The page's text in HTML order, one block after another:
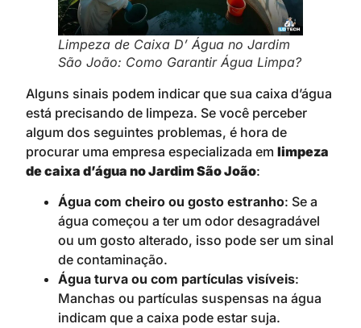
Limpeza de Caixa D’ Água no Jardim
São João: Como Garantir Água Limpa?
Alguns sinais podem indicar que sua caixa d’água
está precisando de limpeza. Se você perceber
algum dos seguintes problemas, é hora de
procurar uma empresa especializada em limpeza
de caixa d’água no Jardim São João:
Água com cheiro ou gosto estranho: Se a
água começou a ter um odor desagradável
ou um gosto alterado, isso pode ser um sinal
de contaminação.
Água turva ou com partículas visíveis:
Manchas ou partículas suspensas na água
indicam que a caixa pode estar suja.